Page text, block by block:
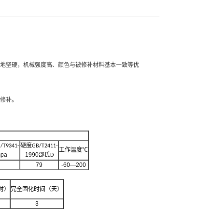
坚硬，机械强度高、颜色与被修补材料基本一致等优
补。
T9341-硬度GB/T2411-
1990邵氏D
工作温度℃
79
-60—200
完全固化时间（天）
3